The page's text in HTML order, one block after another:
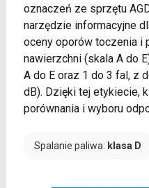
oznaczeń ze sprzętu
narzędzie informacyjne
oceny oporów toczenia i
nawierzchni (skala A do
A do E oraz 1 do 3 fal, z
dB). Dzięki tej etykiecie,
porównania i wyboru
Spalanie paliwa: klasa D